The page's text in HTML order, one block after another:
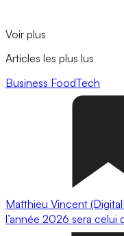
Voir plus
Articles les plus lus
Business FoodTech
Matthieu Vincent
l’année 2026 sera celui